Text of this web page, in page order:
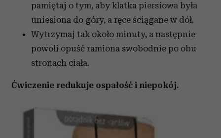
pamiętaj o tym, aby klatka piersiowa była
uniesiona do góry, a ręce ściągane w dół.
Wytrzymaj tak około minuty, a następnie
powoli opuść ramiona swobodnie po obu
stronach ciała.
Ćwiczenie redukuje ospałość i niepokój.